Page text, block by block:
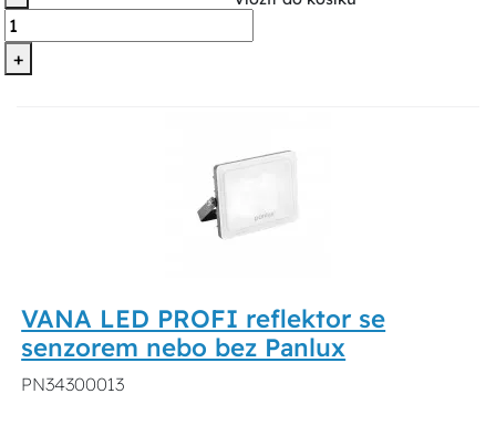
+
VANA LED PROFI reflektor se
senzorem nebo bez Panlux
PN34300013